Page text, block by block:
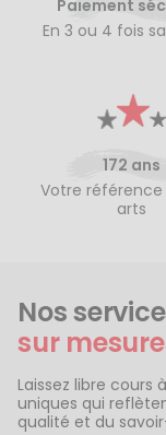
Paiement
En 3 ou 4 fois
172 ans
Votre
arts
Nos
sur
Laissez libre cours
uniques qui
qualité et du